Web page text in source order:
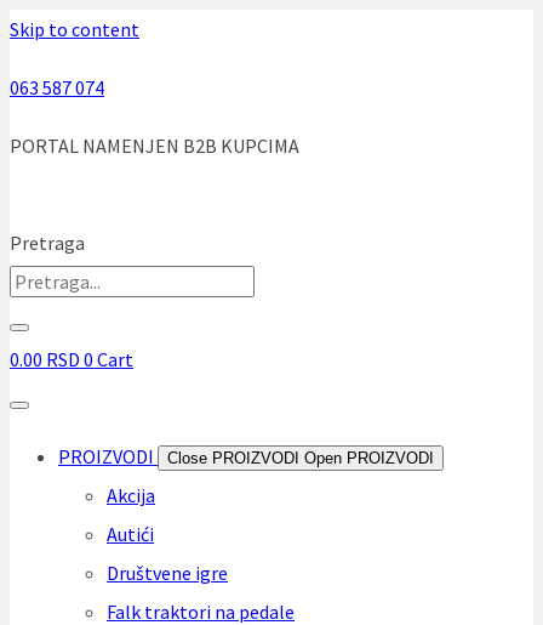
Skip to content
063 587 074
PORTAL NAMENJEN B2B KUPCIMA
Pretraga
0.00 RSD 0 Cart
PROIZVODI Close PROIZVODI Open PROIZVODI
Akcija
Autići
Društvene igre
Falk traktori na pedale